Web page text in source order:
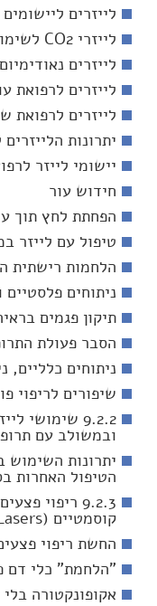
לייזרים
לייזרי CO2 לשימושים רפואיים
לייזרים
לייזרים לרפואת
לייזרים לרפואת
יתרונות
יישומי לייזר
חידוש עור
הפחתת לחץ תוך
טיפול עם לייזר
הלחמות רישתית
ניתוחים פלסטיים
תיקון פגמים
הסבר פעולת
ניתוחים כלליים,
שיפורים לריפוי
9.2.2 שימושי
ובמשולב עם
יתרונות השימוש
הטיפול האחרות
9.2.3 ריפוי
קוסמטיים (Soft Lasers)
החשת ריפוי
"הלחמת" כלי דם
אקופונקטורה